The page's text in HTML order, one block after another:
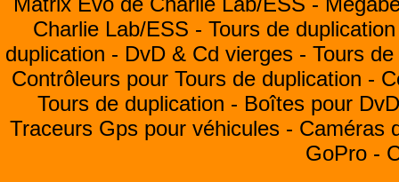
Charlie Lab/ESS - Tours de
duplication - DvD & Cd vierges - Tours
Contrôleurs pour Tours de duplication -
Tours de duplication - Boîtes pour
Traceurs Gps pour véhicules - Caméras
GoPro -